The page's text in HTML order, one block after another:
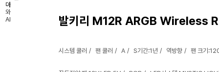
발키리 M12R ARGB Wireless
시스템 쿨러 팬 쿨러 A S기간:1년 역방향 팬 크기